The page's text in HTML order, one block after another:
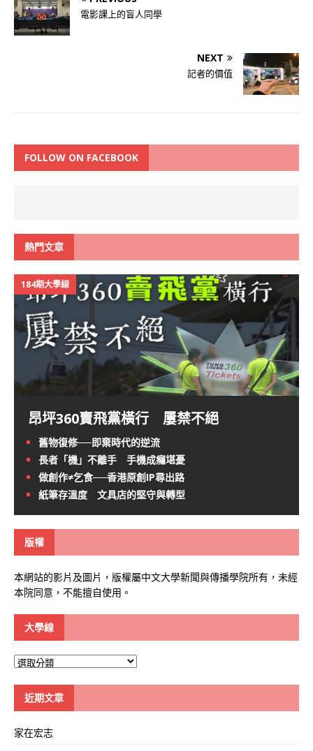
電影課上的盲人同學
NEXT
記者的價值
FOLLOW ON FACEBOOK
熱門文章
184期大學線
昂坪360賣飛黨橫行 屢禁不絕
舊物復修──即棄時代的逆流
長者「機」不離手 手機成癮堪憂
做創作≠乞食──香港原創IP尋出路
紙筆存溫度 文具店的堅守與轉型
版權
本網站的影片及圖片，版權屬中文大學新聞與傳播學院所有，未經
本院同意，不能擅自使用。
大學線
大
近期文章
家在宏志